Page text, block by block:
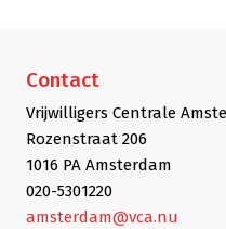
Contact
Vrijwilligers Centrale
Rozenstraat 206
1016 PA Amsterdam
020-5301220
amsterdam@vca.nu